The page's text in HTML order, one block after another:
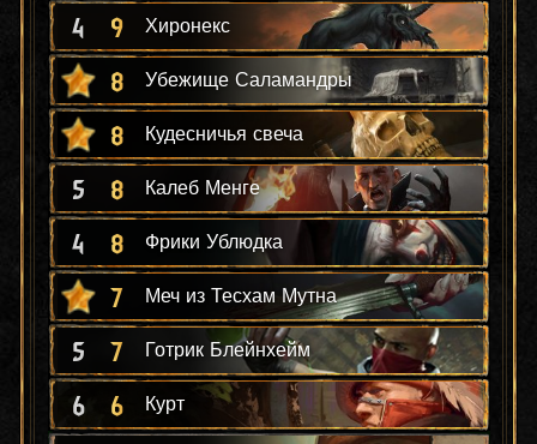
4 9 Хиронекс
8 Убежище Саламандры
8 Кудесничья свеча
5 8 Калеб Менге
4 8 Фрики Ублюдка
7 Меч из Тесхам Мутна
5 7 Готрик Блейнхейм
6 6 Курт